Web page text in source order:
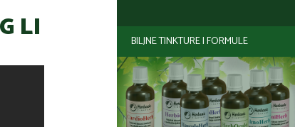
BILJNE TINKTURE I FORMULE
LI